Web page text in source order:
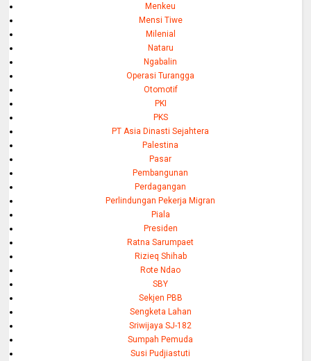
Menkeu
Mensi Tiwe
Milenial
Nataru
Ngabalin
Operasi Turangga
Otomotif
PKI
PKS
PT Asia Dinasti Sejahtera
Palestina
Pasar
Pembangunan
Perdagangan
Perlindungan Pekerja Migran
Piala
Presiden
Ratna Sarumpaet
Rizieq Shihab
Rote Ndao
SBY
Sekjen PBB
Sengketa Lahan
Sriwijaya SJ-182
Sumpah Pemuda
Susi Pudjiastuti